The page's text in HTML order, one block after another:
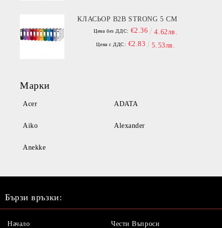
КЛАСЬОР B2B STRONG 5 СМ
Цена без ДДС: €2.36 4.62лв.
Цена с ДДС: €2.83 5.53лв.
Марки
Acer ADATA
Aiko Alexander
Anekke
Бързи връзки:
Начало Чести Въпроси